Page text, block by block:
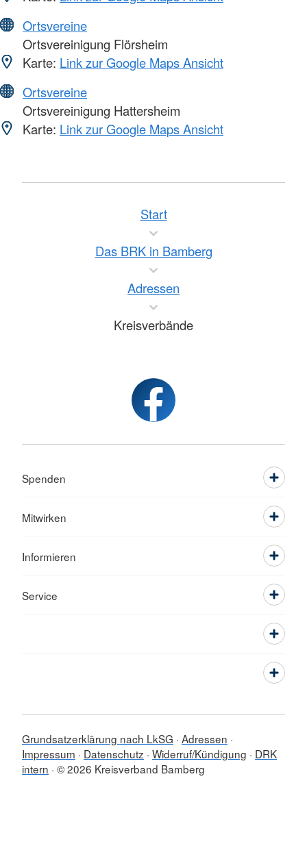
Ortsvereine
Ortsvereinigung Flörsheim
Karte: Link zur Google Maps Ansicht
Ortsvereine
Ortsvereinigung Hattersheim
Karte: Link zur Google Maps Ansicht
Start
Das BRK in Bamberg
Adressen
Kreisverbände
Spenden
Mitwirken
Informieren
Service
Grundsatzerklärung nach LkSG Adressen
Impressum
Datenschutz Widerruf/Kündigung
DRK
intern © 2026 Kreisverband Bamberg